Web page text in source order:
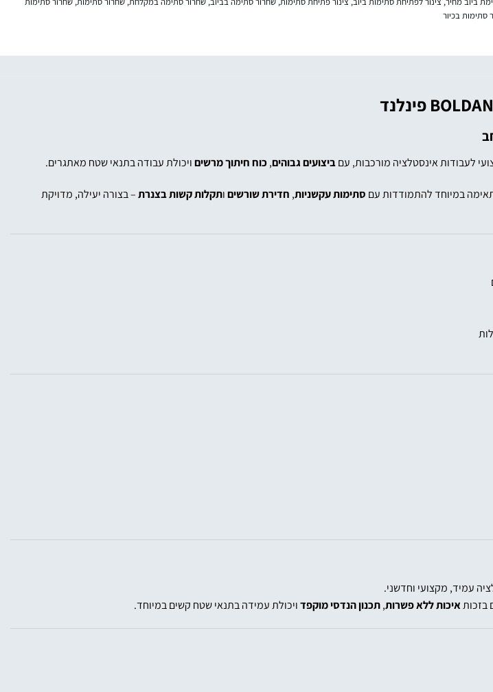
סתימות בכיור
BOLDAN פינלנד
לעבודות אינסטלציה מורכבות, עםביצועים גבוהים,כוח חיתוך מרשיםויכולת עבודה בתנאי שטח מאתגרים.
במיוחד להתמודדות עם סתימות עקשניות, חדירת שורשיםותקלות קשות בצנרת– בצורה יעילה, מדויקת
עמיד, מקצועי וחדשני.
בזכותאיכות ללא פשרות,תכנון הנדסי מוקפדויכולת עמידה בתנאי שטח קשים במיוחד.